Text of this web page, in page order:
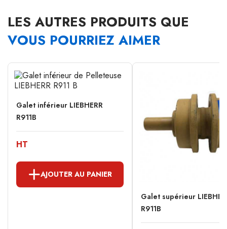
LES AUTRES PRODUITS QUE
VOUS POURRIEZ AIMER
Galet inférieur LIEBHERR
R911B
HT
AJOUTER AU PANIER
Galet supérieur
R911B